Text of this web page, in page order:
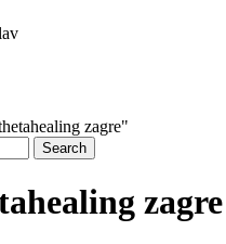
zagre"
zagre